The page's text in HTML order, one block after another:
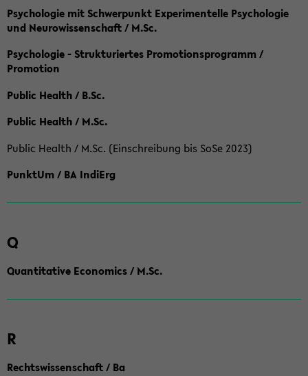
Psychologie mit Schwerpunkt Experimentelle Psychologie
und Neurowissenschaft / M.Sc.
Psychologie - Strukturiertes Promotionsprogramm /
Promotion
Public Health / B.Sc.
Public Health / M.Sc.
Public Health / M.Sc. (Einschreibung bis SoSe 2023)
PunktUm / BA IndiErg
Q
Quantitative Economics / M.Sc.
R
Rechtswissenschaft / Ba